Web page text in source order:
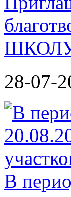
28-07-
В